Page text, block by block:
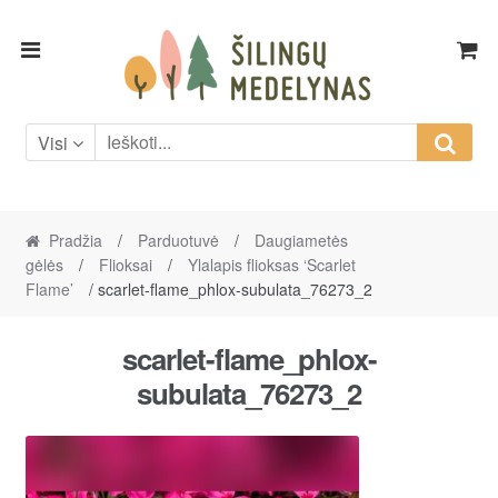
Skip
Skip
Visi
Pradžia / Parduotuvė /
Daugiametės
gėlės
/ Flioksai /
Ylalapis flioksas ‘Scarlet
Flame’
/ scarlet-flame_phlox-subulata_76273_2
scarlet-flame_phlox-
subulata_76273_2